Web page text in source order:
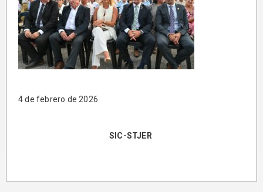
4 de febrero de 2026
SIC-STJER